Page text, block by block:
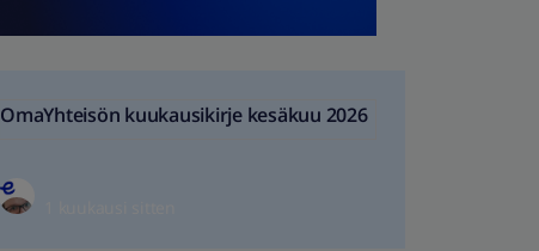
OmaYhteisön kuukausikirje kesäkuu 2026